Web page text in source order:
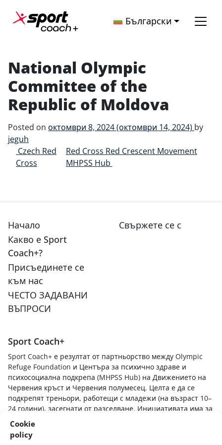
Cookie
policy
Main Navigation Български
National Olympic
Committee of the
Republic of Moldova
Posted on октомври 8, 2024(октомври 14, 2024) by
jeguh
Post navigation
Czech Red
Cross
Red Cross Red Crescent Movement
MHPSS Hub
Начало
Какво е Sport
Coach+?
Присъединете се
към нас
ЧЕСТО ЗАДАВАНИ
ВЪПРОСИ
Свържете се с
Sport Coach+
Sport Coach+ е резултат от партньорство между Olympic
Refuge Foundation и Центъра за психично здраве и
психосоциална подкрепа (MHPSS Hub) на Движението на
Червения кръст и Червения полумесец. Целта е да се
подкрепят треньори, работещи с младежи (на възраст 10–
24 години), засегнати от разселване. Инициативата има за
цел да предостави на спортните треньори умения, знания
и техники, за да разбират как стресовите преживявания
влияят върху младите спортисти, да създават безопасна и